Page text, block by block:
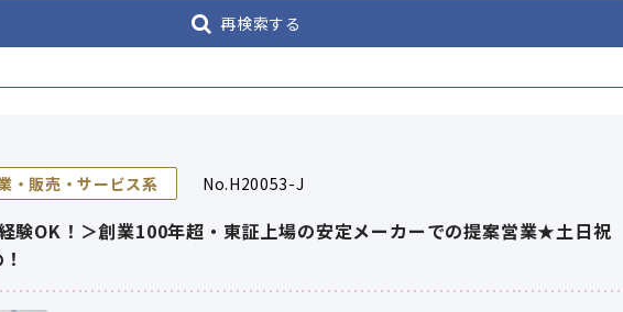
再検索する
・販売・サービス系 No.H20053-J
験OK！＞創業100年超・東証上場の安定メーカーでの提案営業★土日祝